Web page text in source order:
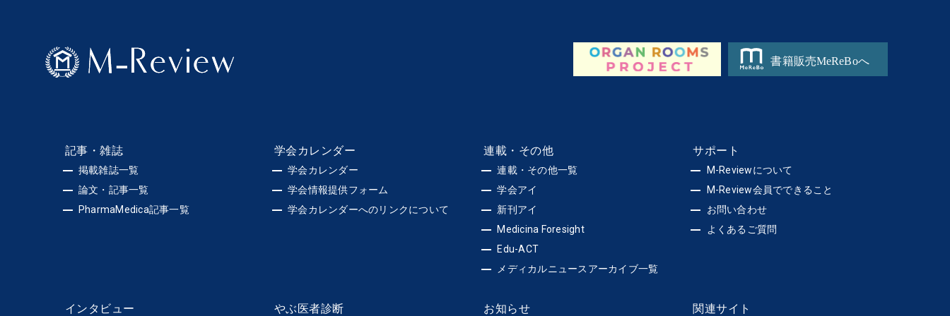
記事・雑誌
掲載雑誌一覧
論文・記事一覧
PharmaMedica記事一覧
学会カレンダー
学会カレンダー
学会情報提供フォーム
学会カレンダーへのリンクについて
連載・その他
連載・その他一覧
学会アイ
新刊アイ
Medicina Foresight
Edu-ACT
メディカルニュースアーカイブ一覧
サポート
M-Reviewについて
M-Review会員でできること
お問い合わせ
よくあるご質問
インタビュー やぶ医者診断 お知らせ 関連サイト